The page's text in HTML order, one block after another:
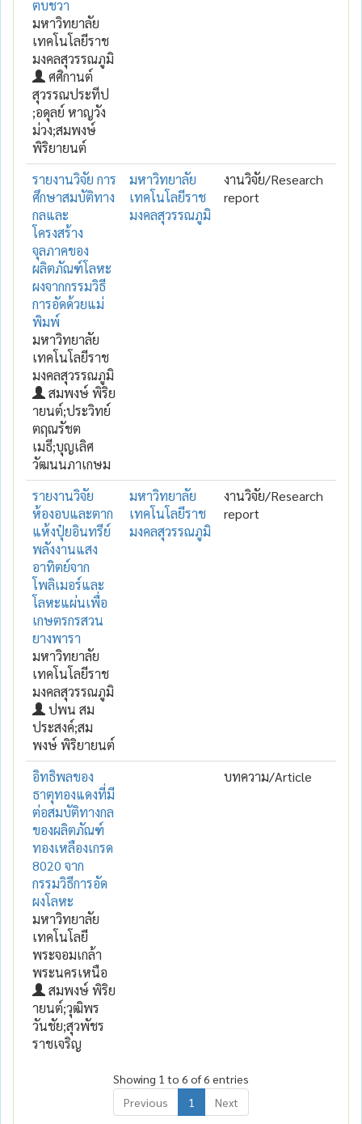
ตบชวา
มหาวิทยาลัย
เทคโนโลยีราช
มงคลสุวรรณภูมิ
ศศิกานต์
สุวรรณประทีป
;อดุลย์ หาญวัง
ม่วง;สมพงษ์
พิริยายนต์
รายงานวิจัย การ
ศึกษาสมบัติทาง
กลและ
โครงสร้าง
จุลภาคของ
ผลิตภัณฑ์โลหะ
ผงจากกรรมวิธี
การอัดด้วยแม่
พิมพ์
มหาวิทยาลัย
เทคโนโลยีราช
มงคลสุวรรณภูมิ
สมพงษ์ พิริย
ายนต์;ประวิทย์
ตฤณรัชต
เมธี;บุญเลิศ
วัฒนนภาเกษม
มหาวิทยาลัย
เทคโนโลยีราช
มงคลสุวรรณภูมิ
งานวิจัย/Research
report
รายงานวิจัย
ห้องอบและตาก
แห้งปุ๋ยอินทรีย์
พลังงานแสง
อาทิตย์จาก
โพลิเมอร์และ
โลหะแผ่นเพื่อ
เกษตรกรสวน
ยางพารา
มหาวิทยาลัย
เทคโนโลยีราช
มงคลสุวรรณภูมิ
ปพน สม
ประสงค์;สม
พงษ์ พิริยายนต์
มหาวิทยาลัย
เทคโนโลยีราช
มงคลสุวรรณภูมิ
งานวิจัย/Research
report
อิทธิพลของ
ธาตุทองแดงที่มี
ต่อสมบัติทางกล
ของผลิตภัณฑ์
ทองเหลืองเกรด
8020 จาก
กรรมวิธีการอัด
ผงโลหะ
มหาวิทยาลัย
เทคโนโลยี
พระจอมเกล้า
พระนครเหนือ
สมพงษ์ พิริย
ายนต์;วุฒิพร
วันชัย;สุวพัชร
ราชเจริญ
บทความ/Article
Showing 1 to 6 of 6 entries
Previous
1 Next